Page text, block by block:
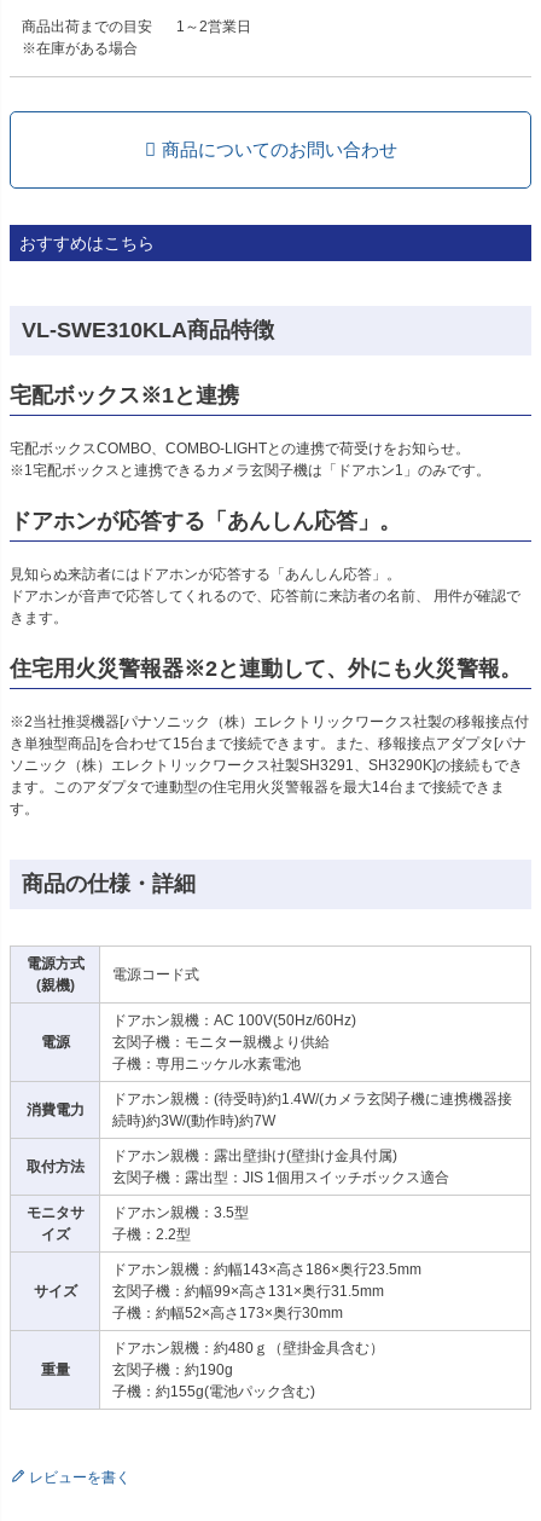
商品出荷までの目安
※在庫がある場合
1～2営業日
商品についてのお問い合わせ
おすすめはこちら
VL-SWE310KLA商品特徴
宅配ボックス※1と連携
宅配ボックスCOMBO、COMBO-LIGHTとの連携で荷受けをお知らせ。
※1宅配ボックスと連携できるカメラ玄関子機は「ドアホン1」のみです。
ドアホンが応答する「あんしん応答」。
見知らぬ来訪者にはドアホンが応答する「あんしん応答」。
ドアホンが音声で応答してくれるので、応答前に来訪者の名前、 用件が確認で
きます。
住宅用火災警報器※2と連動して、外にも火災警報。
※2当社推奨機器[パナソニック（株）エレクトリックワークス社製の移報接点付
き単独型商品]を合わせて15台まで接続できます。また、移報接点アダプタ[パナ
ソニック（株）エレクトリックワークス社製SH3291、SH3290K]の接続もでき
ます。このアダプタで連動型の住宅用火災警報器を最大14台まで接続できま
す。
商品の仕様・詳細
電源方式
(親機)
電源コード式
電源
ドアホン親機：AC 100V(50Hz/60Hz)
玄関子機：モニター親機より供給
子機：専用ニッケル水素電池
消費電力
ドアホン親機：(待受時)約1.4W/(カメラ玄関子機に連携機器接
続時)約3W/(動作時)約7W
取付方法
ドアホン親機：露出壁掛け(壁掛け金具付属)
玄関子機：露出型：JIS 1個用スイッチボックス適合
モニタサ
イズ
ドアホン親機：3.5型
子機：2.2型
サイズ
ドアホン親機：約幅143×高さ186×奥行23.5mm
玄関子機：約幅99×高さ131×奥行31.5mm
子機：約幅52×高さ173×奥行30mm
重量
ドアホン親機：約480ｇ（壁掛金具含む）
玄関子機：約190g
子機：約155g(電池パック含む)
レビューを書く